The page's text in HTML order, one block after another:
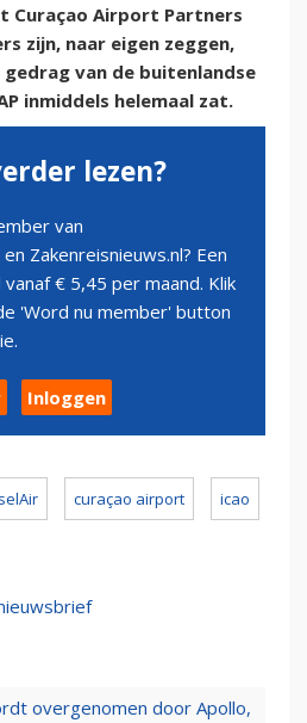
Curaçao Airport Partners
zijn, naar eigen zeggen,
van de buitenlandse
inmiddels helemaal zat.
lezen?
van
Zakenreisnieuws.nl? Een
€ 5,45 per maand. Klik
'Word nu member' button
Inloggen
curaçao airport icao
overgenomen door Apollo,